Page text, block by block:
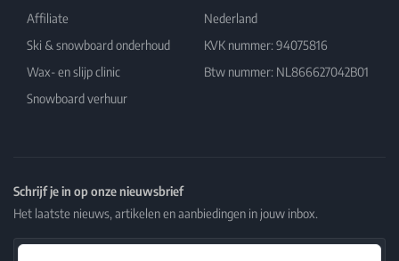
Affiliate
Ski & snowboard onderhoud
Wax- en slijp clinic
Snowboard verhuur
Nederland
KVK nummer: 94075816
Btw nummer: NL866627042B01
Schrijf je in op onze nieuwsbrief
Het laatste nieuws, artikelen en aanbiedingen in jouw inbox.
Email Address